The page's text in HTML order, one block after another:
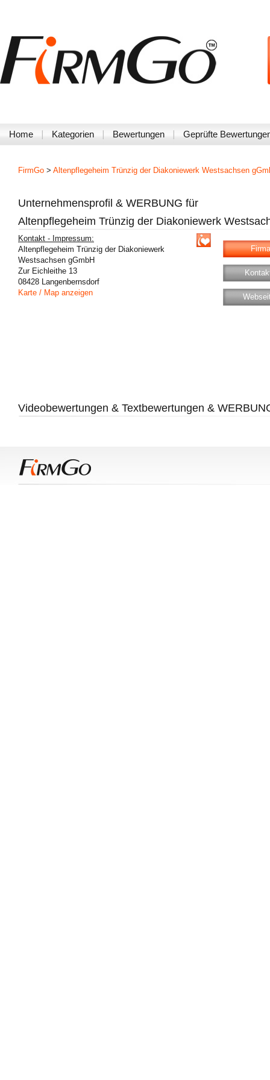
Home Kategorien Bewertungen Geprüfte
FirmGo > Altenpflegeheim Trünzig der Diakoniewerk Westsachsen
Unternehmensprofil & WERBUNG für
Altenpflegeheim Trünzig der Diakoniewerk
Kontakt - Impressum:
Altenpflegeheim Trünzig der Diakoniewerk
Westsachsen gGmbH
Zur Eichleithe 13
08428 Langenbernsdorf
Karte / Map anzeigen
Videobewertungen & Textbewertungen &